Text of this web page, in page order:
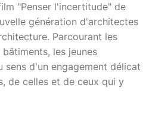
"Penser l'incertitude" de
génération d'architectes
Parcourant les
les jeunes
sens d'un engagement délicat
de celles et de ceux qui y